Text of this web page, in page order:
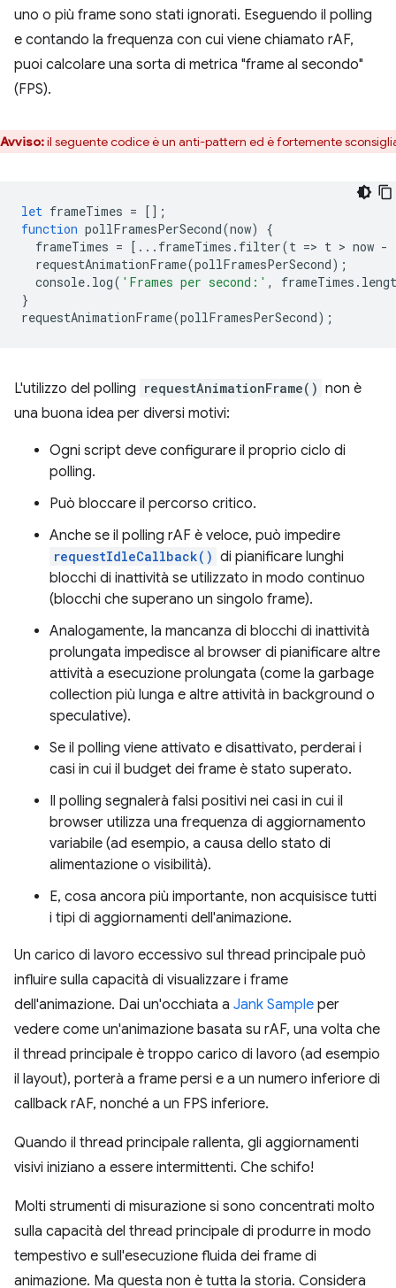
uno o più frame sono stati ignorati. Eseguendo il polling
e contando la frequenza con cui viene chiamato rAF,
puoi calcolare una sorta di metrica "frame al secondo"
(FPS).
Avviso:il seguente codice è un anti-pattern ed è fortemente
let frameTimes = [];
function pollFramesPerSecond(now)
{
frameTimes = [... frameTimes . filter(t => t > now -
requestAnimationFrame(pollFramesPerSecond);
console. log( 'Frames per second:' , frameTimes .
}
requestAnimationFrame(pollFramesPerSecond);
L'utilizzo del polling requestAnimationFrame() non è
una buona idea per diversi motivi:
Ogni script deve configurare il proprio ciclo di
polling.
Può bloccare il percorso critico.
Anche se il polling rAF è veloce, può impedire
requestIdleCallback() di pianificare lunghi
blocchi di inattività se utilizzato in modo continuo
(blocchi che superano un singolo frame).
Analogamente, la mancanza di blocchi di inattività
prolungata impedisce al browser di pianificare altre
attività a esecuzione prolungata (come la garbage
collection più lunga e altre attività in background o
speculative).
Se il polling viene attivato e disattivato, perderai i
casi in cui il budget dei frame è stato superato.
Il polling segnalerà falsi positivi nei casi in cui il
browser utilizza una frequenza di aggiornamento
variabile (ad esempio, a causa dello stato di
alimentazione o visibilità).
E, cosa ancora più importante, non acquisisce tutti
i tipi di aggiornamenti dell'animazione.
Un carico di lavoro eccessivo sul thread principale può
influire sulla capacità di visualizzare i frame
dell'animazione. Dai un'occhiata a Jank Sample per
vedere come un'animazione basata su rAF, una volta che
il thread principale è troppo carico di lavoro (ad esempio
il layout), porterà a frame persi e a un numero inferiore di
callback rAF, nonché a un FPS inferiore.
Quando il thread principale rallenta, gli aggiornamenti
visivi iniziano a essere intermittenti. Che schifo!
Molti strumenti di misurazione si sono concentrati molto
sulla capacità del thread principale di produrre in modo
tempestivo e sull'esecuzione fluida dei frame di
animazione. Ma questa non è tutta la storia. Considera